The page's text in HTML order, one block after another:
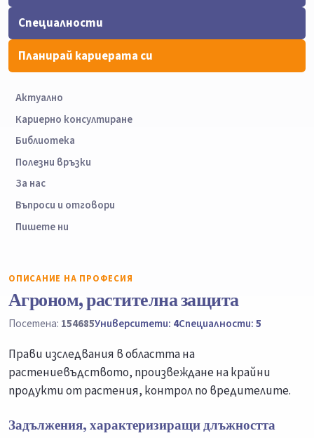
Специалности
Планирай кариерата си
Актуално
Кариерно консултиране
Библиотека
Полезни връзки
За нас
Въпроси и отговори
Пишете ни
ОПИСАНИЕ НА ПРОФЕСИЯ
Агроном, растителна защита
Посетена: 154685Университети: 4Специалности:5
Прави изследвания в областта на
растениевъдството, произвеждане на крайни
продукти от растения, контрол по вредителите.
Задължения, характеризиращи длъжността